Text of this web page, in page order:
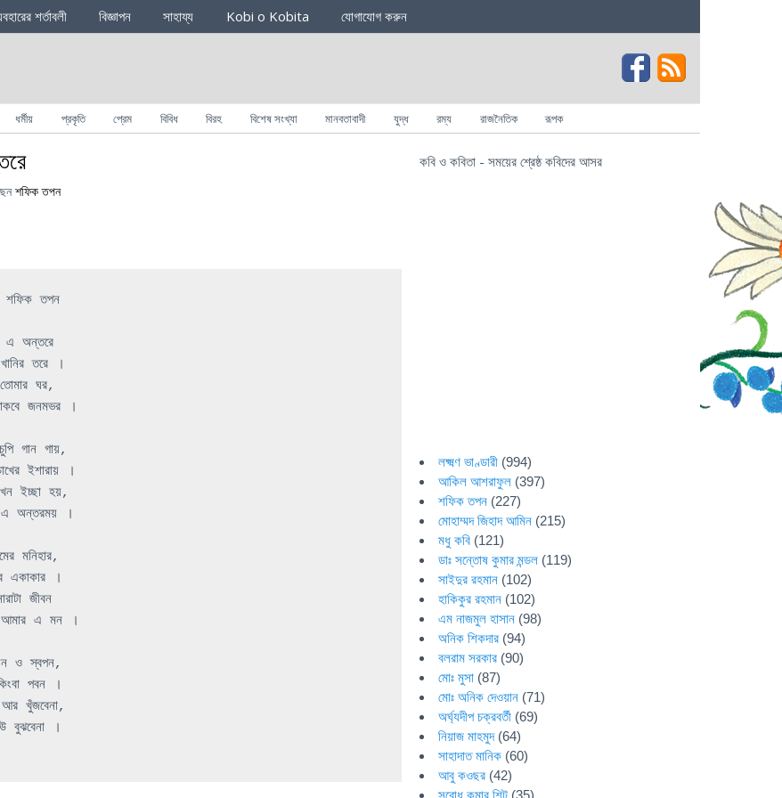
শর্তাবলী বিজ্ঞাপন সাহায্য Kobi o Kobita যোগাযোগ করুন
ধর্মীয় প্রকৃতি প্রেম বিবিধ বিরহ বিশেষ সংখ্যা মানবতাবাদী যুদ্ধ রম্য রাজনৈতিক রূপক
শফিক তপন
শফিক তপন
এ অন্তরে
খানির তরে
।
তোমার ঘর,
জনমভর ।
গান গায়,
ইশারায়
।
ইচ্ছা হয়,
এ অন্তরময় ।
মনিহার,
একাকার
।
জীবন
আমার এ মন ।
ও স্বপন,
পবন
।
আর খুঁজবেনা,
বুঝবেনা
কবি ও কবিতা - সময়ের শ্রেষ্ঠ কবিদের আসর
লক্ষ্মণ ভাণ্ডারী (994)
আকিল আশরাফুল (397)
শফিক তপন (227)
মোহাম্মদ জিহাদ আমিন (215)
মধু কবি (121)
ডাঃ সন্তোষ কুমার মন্ডল (119)
সাইদুর রহমান (102)
হাকিকুর রহমান (102)
এম নাজমুল হাসান (98)
অনিক শিকদার (94)
বলরাম সরকার (90)
মোঃ মুসা (87)
মোঃ অনিক দেওয়ান (71)
অর্ঘ্যদীপ চক্রবর্তী (69)
নিয়াজ মাহমুদ(64)
সাহাদাত মানিক (60)
আবু কওছর (42)
সুবোধ কুমার শিট (35)